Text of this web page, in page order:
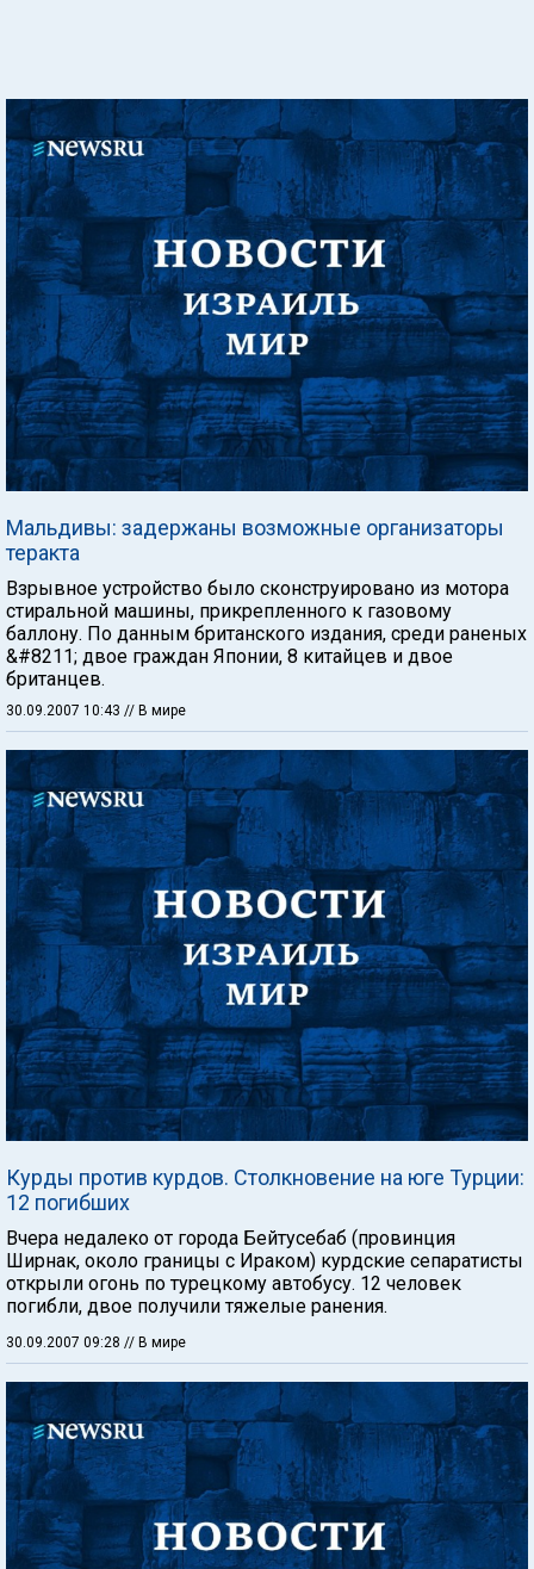
Мальдивы: задержаны возможные организаторы
теракта
Взрывное устройство было сконструировано из мотора
стиральной машины, прикрепленного к газовому
баллону. По данным британского издания, среди раненых
&#8211; двое граждан Японии, 8 китайцев и двое
британцев.
30.09.2007 10:43 // В мире
Курды против курдов. Столкновение на юге Турции:
12 погибших
Вчера недалеко от города Бейтусебаб (провинция
Ширнак, около границы с Ираком) курдские сепаратисты
открыли огонь по турецкому автобусу. 12 человек
погибли, двое получили тяжелые ранения.
30.09.2007 09:28 // В мире